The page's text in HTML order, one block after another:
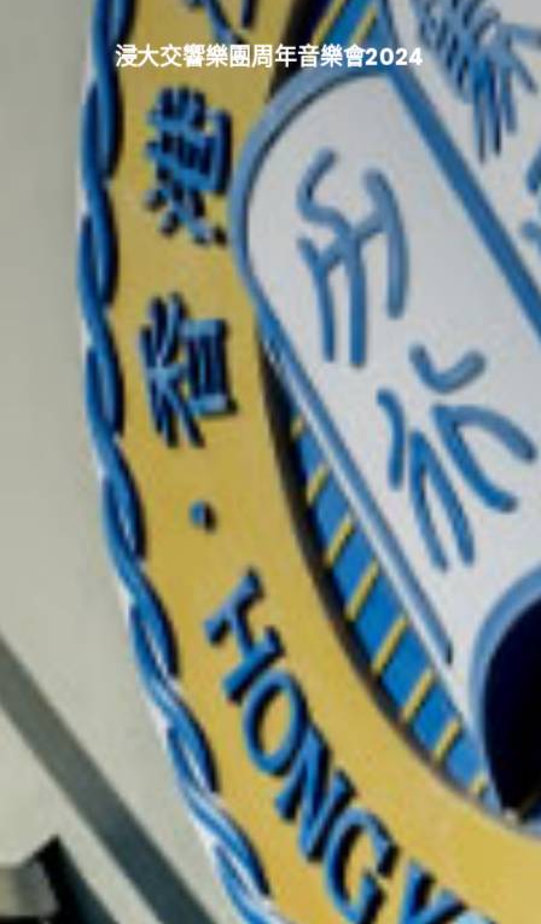
浸大交響樂團周年音樂會2024